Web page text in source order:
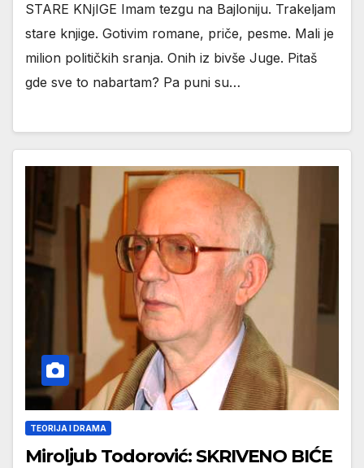
STARE KNjIGE Imam tezgu na Bajloniju. Trakeljam
stare knjige. Gotivim romane, priče, pesme. Mali je
milion političkih sranja. Onih iz bivše Juge. Pitaš
gde sve to nabartam? Pa puni su…
TEORIJA I DRAMA
Miroljub Todorović: SKRIVENO BIĆE